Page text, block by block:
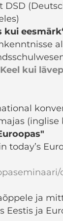
kui
Keel kui
(inglise
today’s
ja
ja